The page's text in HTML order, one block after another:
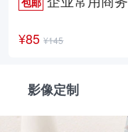
¥85 ¥145
影像定制